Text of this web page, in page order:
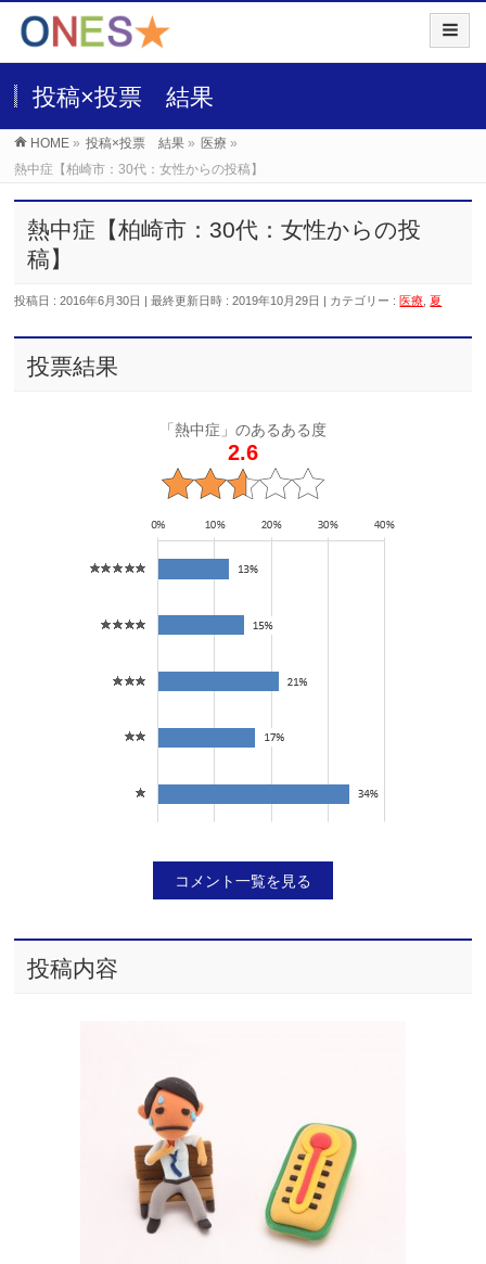
投稿×投票 結果
HOME » 投稿×投票 結果 » 医療 »
熱中症【柏崎市：30代：女性からの投稿】
熱中症【柏崎市：30代：女性からの投
稿】
投稿日 : 2016年6月30日 最終更新日時 : 2019年10月29日 カテゴリー :医療 ,夏
投票結果
「熱中症」のあるある度
2.6
コメント一覧を見る
投稿内容